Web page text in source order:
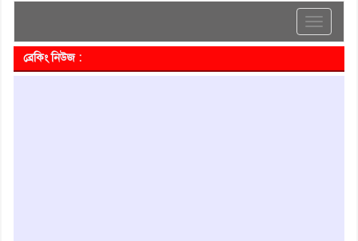
Toggle
ব্রেকিং নিউজ :